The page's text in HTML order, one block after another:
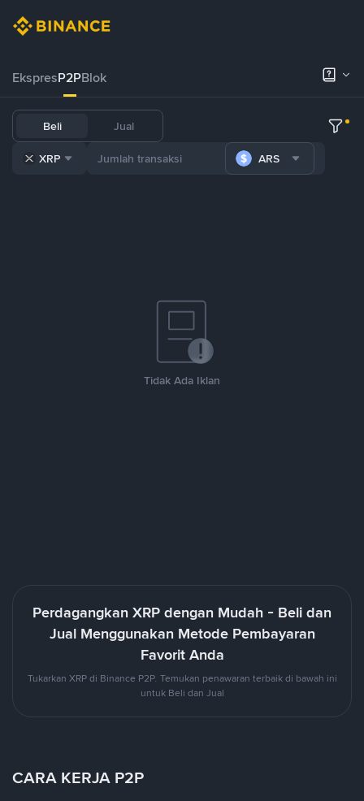
EkspresP2PBlok
Beli Jual
XRP ARS
Tidak Ada Iklan
Perdagangkan XRP dengan Mudah - Beli dan
Jual Menggunakan Metode Pembayaran
Favorit Anda
Tukarkan XRP di Binance P2P. Temukan penawaran terbaik di bawah ini
untuk Beli dan Jual
CARA KERJA P2P